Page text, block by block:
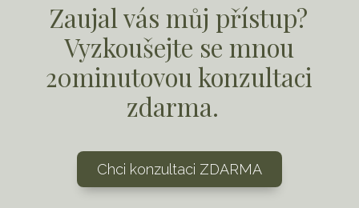
Zaujal vás můj přístup?
Vyzkoušejte se mnou
20minutovou konzultaci
zdarma.
Chci konzultaci ZDARMA